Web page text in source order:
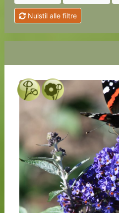
Nulstil alle filtre